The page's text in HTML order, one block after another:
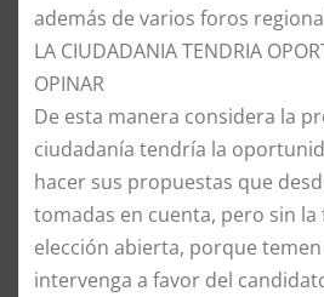
además de varios foros
​LA CIUDADANIA TENDRIA
OPINAR
​De esta manera considera la
ciudadanía tendría la
hacer sus propuestas que
tomadas en cuenta, pero sin la
elección abierta, porque
intervenga a favor del